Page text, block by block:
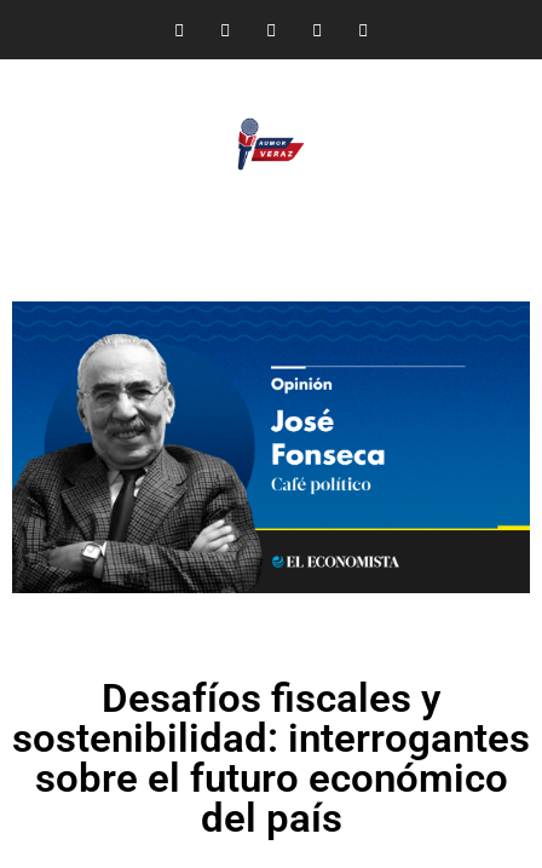
Desafíos fiscales y
sostenibilidad: interrogantes
sobre el futuro económico
del país